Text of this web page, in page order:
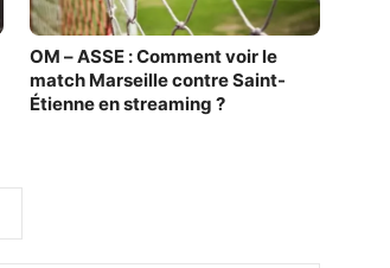
OM – ASSE : Comment voir le
match Marseille contre Saint-
Étienne en streaming ?